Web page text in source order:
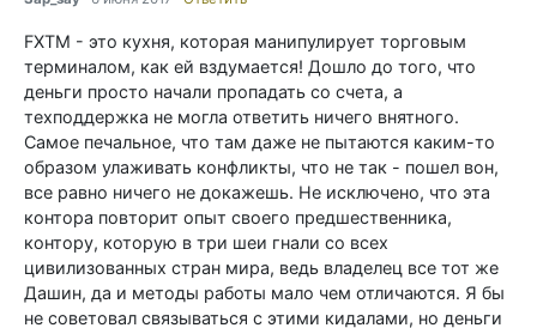
FXTM - это кухня, которая манипулирует торговым
терминалом, как ей вздумается! Дошло до того, что
деньги просто начали пропадать со счета, а
техподдержка не могла ответить ничего внятного.
Самое печальное, что там даже не пытаются каким-то
образом улаживать конфликты, что не так - пошел вон,
все равно ничего не докажешь. Не исключено, что эта
контора повторит опыт своего предшественника,
контору, которую в три шеи гнали со всех
цивилизованных стран мира, ведь владелец все тот же
Дашин, да и методы работы мало чем отличаются. Я бы
не советовал связываться с этими кидалами, но деньги